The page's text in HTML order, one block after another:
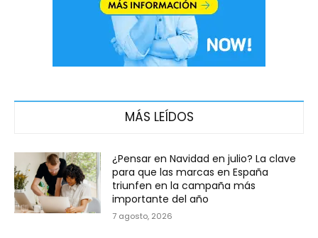
MÁS LEÍDOS
¿Pensar en Navidad en julio? La clave
para que las marcas en España
triunfen en la campaña más
importante del año
7 agosto, 2026